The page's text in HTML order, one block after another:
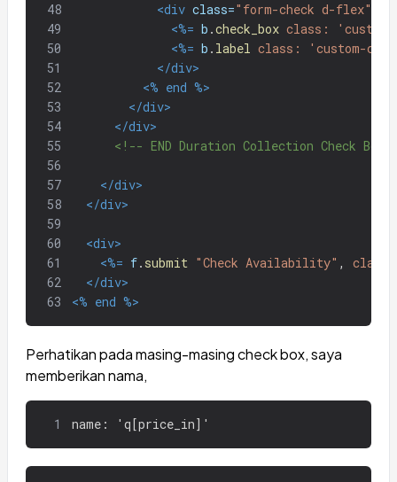
48
<div class="form-check d-flex"
49
<%= b .check_box class:
50
<%= b . label class:
'custom-
51
</div>
52
<% end %>
53
</div>
54
</div>
55
<!-- END Duration Collection Check
56
57
</div>
58
</div>
59
60
<div>
61
<%= f. submit "Check Availability" ,
62
</div>
63
<% end %>
Perhatikan pada masing-masing check box, saya
memberikan nama,
1 name: 'q[price_in]'